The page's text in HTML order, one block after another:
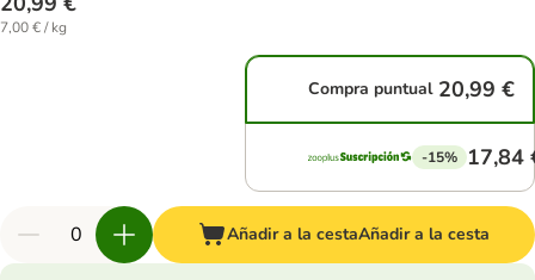
7,00 € / kg
Compra puntual 20,99 €
-15% 17,84
Añadir a la cestaAñadir a la cesta